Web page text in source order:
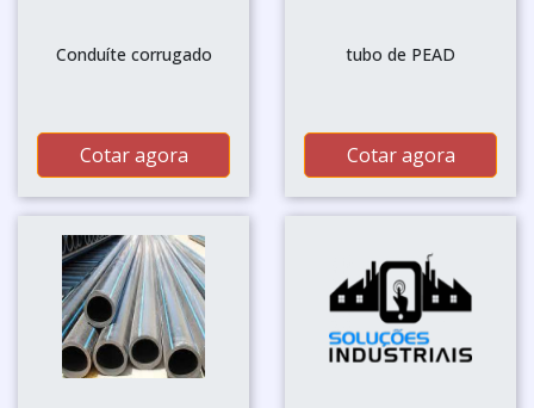
Conduíte corrugado
Cotar agora
tubo de PEAD
Cotar agora